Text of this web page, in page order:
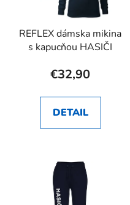
REFLEX dámska mikina
s kapucňou HASIČI
€32,90
DETAIL